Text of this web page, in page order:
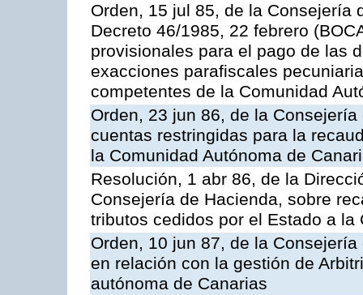
Orden, 15 jul 85, de la Consejería
Decreto 46/1985, 22 febrero
provisionales para el pago de las
exacciones parafiscales
competentes de la Comunidad
Orden, 23 jun 86, de la
cuentas restringidas para la
la Comunidad Autónoma de
Resolución, 1 abr 86, de la
Consejería de Hacienda, sobre
tributos cedidos por el Estado a
Orden, 10 jun 87, de la
en relación con la gestión de
autónoma de Canarias